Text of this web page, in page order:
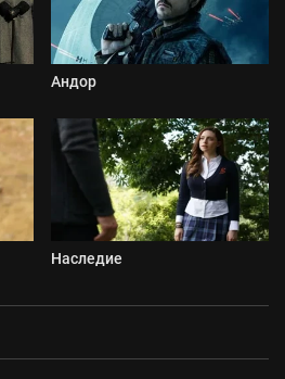
Андор
Наследие